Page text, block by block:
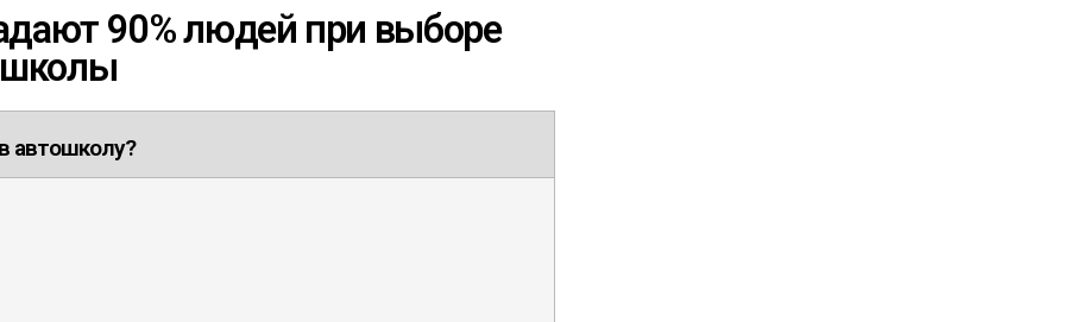
90% людей при выборе
автошколу?